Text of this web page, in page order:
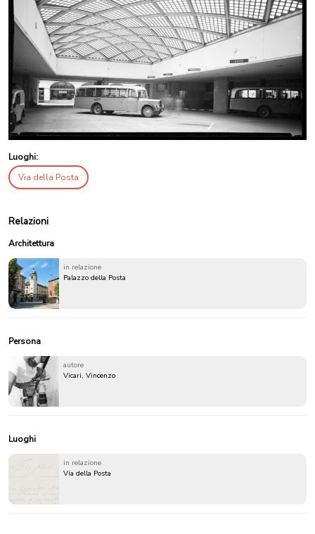
Luoghi:
Via della Posta
Relazioni
Architettura
in relazione
Palazzo della Posta
Persona
autore
Vicari, Vincenzo
Luoghi
in relazione
Via della Posta